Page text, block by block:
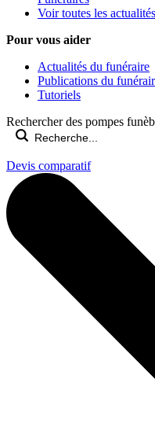
Voir toutes les actualités
Pour vous aider
Actualités du funéraire
Publications du
Tutoriels
Rechercher des pompes
Devis comparatif